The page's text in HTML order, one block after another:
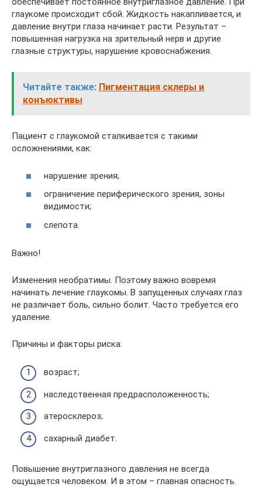
глаукоме происходит сбой. Жидкость накапливается, и
давление внутри глаза начинает расти. Результат –
повышенная нагрузка на зрительный нерв и другие
глазные структуры, нарушение кровоснабжения.
Читайте также: Пигментация склеры и
конъюктивы
Пациент с глаукомой сталкивается с такими
осложнениями, как:
нарушение зрения;
ограничение периферического зрения, зоны
видимости;
слепота.
Важно!
Изменения необратимы. Поэтому важно вовремя
начинать лечение глаукомы. В запущенных случаях глаз
не различает боль, сильно болит. Часто требуется его
удаление.
Причины и факторы риска:
возраст;
наследственная предрасположенность;
атеросклероз;
сахарный диабет.
Повышение внутриглазного давления не всегда
ощущается человеком. И в этом – главная опасность.